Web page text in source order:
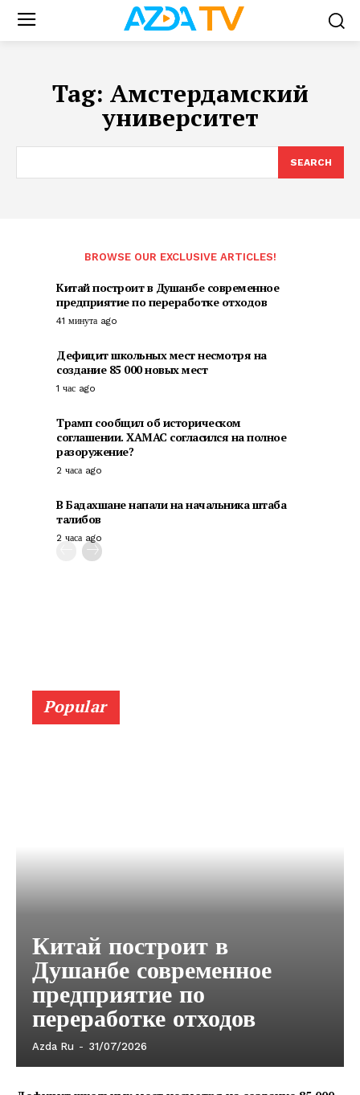
Tag: Амстердамский
университет
SEARCH
BROWSE OUR EXCLUSIVE ARTICLES!
Китай построит в Душанбе современное
предприятие по переработке отходов
41 минута ago
Дефицит школьных мест несмотря на
создание 85 000 новых мест
1 час ago
Трамп сообщил об историческом
соглашении. ХАМАС согласился на полное
разоружение?
2 часа ago
В Бадахшане напали на начальника штаба
талибов
2 часа ago
Popular
Китай построит в
Душанбе современное
предприятие по
переработке отходов
Azda Ru - 31/07/2026